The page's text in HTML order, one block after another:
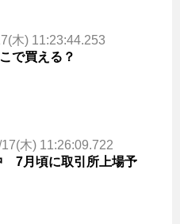
木) 11:23:44.253
で買える？
木) 11:26:09.722
7月頃に取引所上場予